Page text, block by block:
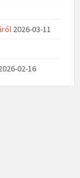
2026-03-11
02-16